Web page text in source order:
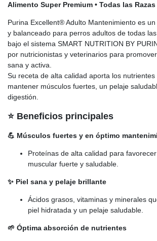
Alimento Super Premium • Todas las Razas
Purina Excellent® Adulto Mantenimiento es
y balanceado para perros adultos de todas
bajo el sistema SMART NUTRITION BY
por nutricionistas y veterinarios para
sana y activa.
Su receta de alta calidad aporta los
mantener músculos fuertes, un pelaje
digestión.
⭐ Beneficios principales
💪 Músculos fuertes y en óptimo
Proteínas de alta calidad para
muscular fuerte y saludable.
✨ Piel sana y pelaje brillante
Ácidos grasos, vitaminas y minerales
piel hidratada y un pelaje saludable.
🌱 Óptima absorción de nutrientes